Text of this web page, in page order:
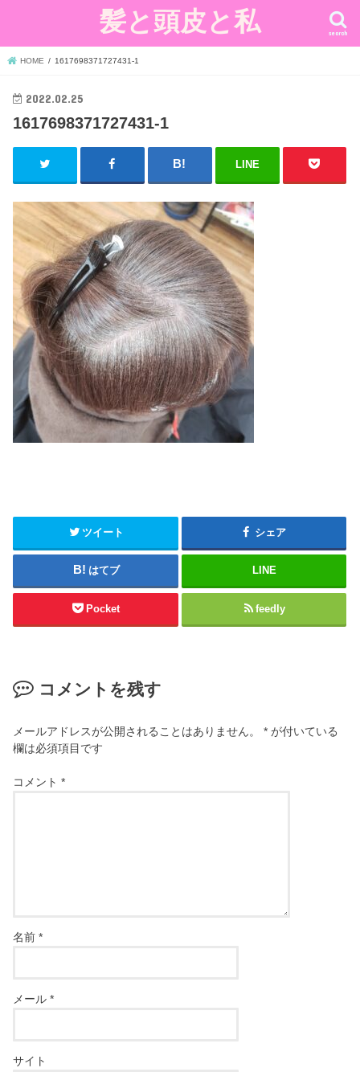
髪と頭皮と私 search
HOME 1617698371727431-1
2022.02.25
1617698371727431-1
LINE
ツイート シェア
はてブ LINE
Pocket feedly
コメントを残す
メールアドレスが公開されることはありません。 * が付いている
欄は必須項目です
コメント*
名前*
メール*
サイト